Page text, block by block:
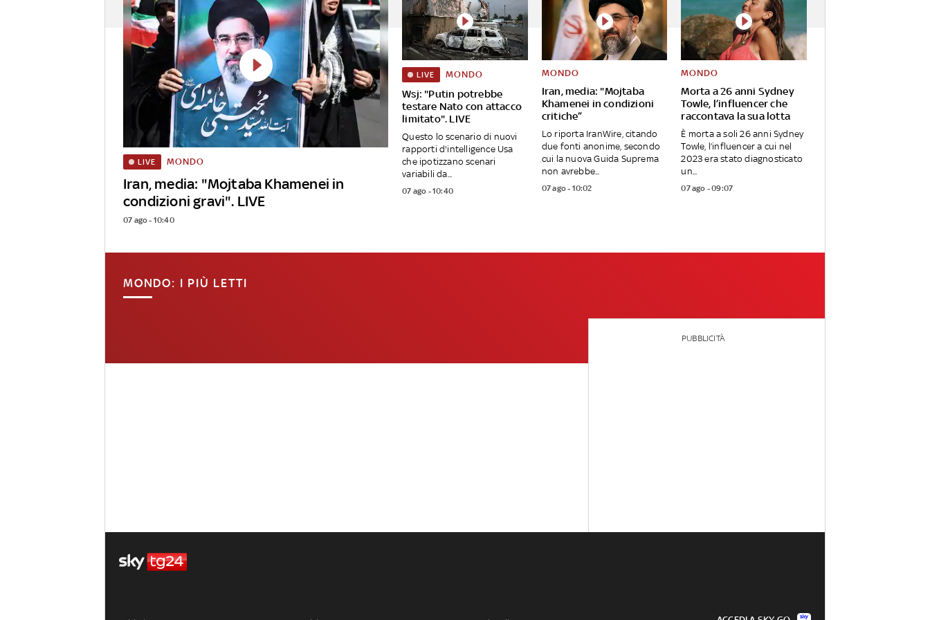
Iran, media: "Mojtaba Khamenei in
condizioni gravi". LIVE
LIVE MONDO
07 ago - 10:40
Wsj: "Putin potrebbe
testare Nato con attacco
limitato". LIVE
LIVE MONDO
Questo lo scenario di nuovi
rapporti d'intelligence Usa
che ipotizzano scenari
variabili da...
07 ago - 10:40
Iran, media: "Mojtaba
Khamenei in condizioni
critiche”
MONDO
Lo riporta IranWire, citando
due fonti anonime, secondo
cui la nuova Guida Suprema
non avrebbe...
07 ago - 10:02
Morta a 26 anni Sydney
Towle, l’influencer che
raccontava la sua lotta
MONDO
È morta a soli 26 anni Sydney
Towle, l’influencer a cui nel
2023 era stato diagnosticato
un...
07 ago - 09:07
MONDO: I PIÙ LETTI
PUBBLICITÀ